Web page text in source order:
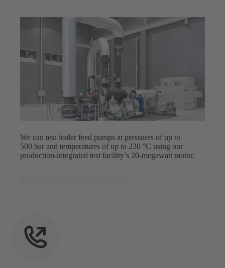
We can test boiler feed pumps at pressures of up to
500 bar and temperatures of up to 230 °C using our
production-integrated test facility’s 20-megawatt motor.